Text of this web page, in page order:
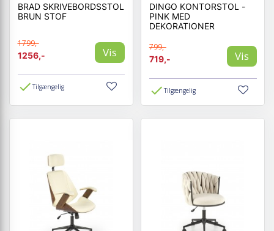
BRAD SKRIVEBORDSSTOL
BRUN STOF
1799,-
1256,-
Vis
Tilgængelig
DINGO KONTORSTOL -
PINK MED
DEKORATIONER
799,-
719,-
Vis
Tilgængelig